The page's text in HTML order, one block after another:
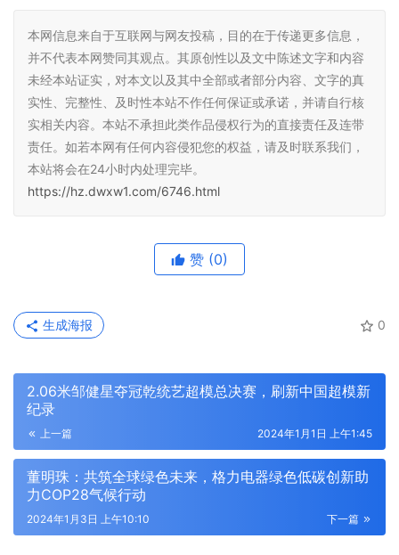
本网信息来自于互联网与网友投稿，目的在于传递更多信息，
并不代表本网赞同其观点。其原创性以及文中陈述文字和内容
未经本站证实，对本文以及其中全部或者部分内容、文字的真
实性、完整性、及时性本站不作任何保证或承诺，并请自行核
实相关内容。本站不承担此类作品侵权行为的直接责任及连带
责任。如若本网有任何内容侵犯您的权益，请及时联系我们，
本站将会在24小时内处理完毕。
https://hz.dwxw1.com/6746.html
赞 (0)
0
生成海报
2.06米邹健星夺冠乾统艺超模总决赛，刷新中国超模新
纪录
上一篇 2024年1月1日 上午1:45
董明珠：共筑全球绿色未来，格力电器绿色低碳创新助
力COP28气候行动
下一篇
2024年1月3日 上午10:10